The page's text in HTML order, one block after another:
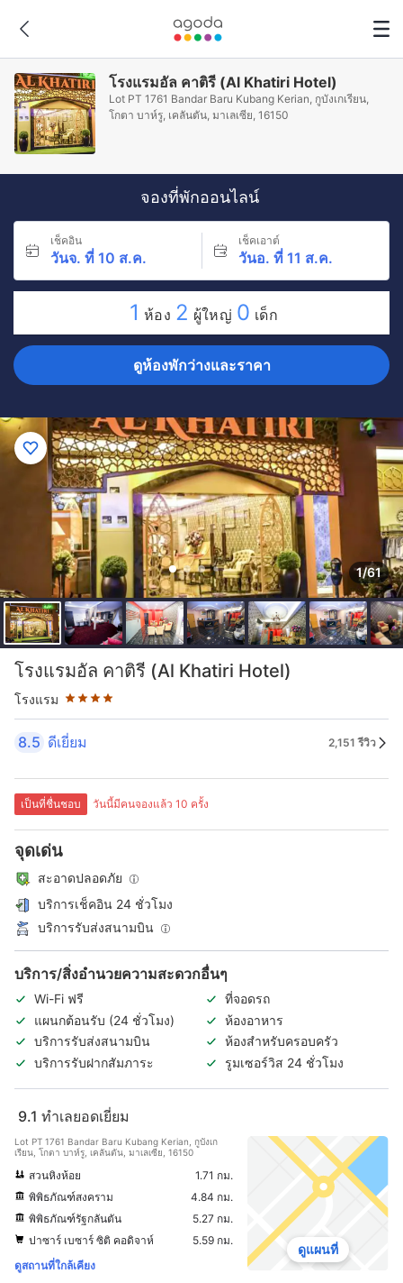
โรงแรมอัล คาติรี (Al Khatiri Hotel)
Lot PT 1761 Bandar Baru Kubang Kerian, กูบังเกเรียน,
โกตา บาห์รู, เคลันตัน, มาเลเซีย, 16150
จองที่พักออนไลน์
เช็คอิน
วันจ. ที่ 10 ส.ค.
เช็คเอาต์
วันอ. ที่ 11 ส.ค.
1 ห้อง 2 ผู้ใหญ่ 0 เด็ก
ดูห้องพักว่างและราคา
1/61
โรงแรมอัล คาติรี (Al Khatiri Hotel)
โรงแรม
ระดับดาว: 4 ดาว
8.5 ดีเยี่ยม 2,151 รีวิว
เป็นที่ชื่นชอบ วันนี้มีคนจองแล้ว 10 ครั้ง
จุดเด่น
สะอาดปลอดภัย
บริการเช็คอิน 24 ชั่วโมง
บริการรับส่งสนามบิน
บริการ/สิ่งอำนวยความสะดวกอื่นๆ
Wi-Fi ฟรี
ที่จอดรถ
แผนกต้อนรับ (24 ชั่วโมง)
ห้องอาหาร
บริการรับส่งสนามบิน
ห้องสำหรับครอบครัว
บริการรับฝากสัมภาระ
รูมเซอร์วิส 24 ชั่วโมง
9.1 ทำเลยอดเยี่ยม
Lot PT 1761 Bandar Baru Kubang Kerian, กูบังเก
เรียน, โกตา บาห์รู, เคลันตัน, มาเลเซีย, 16150
สวนหิงห้อย
1.71 กม.
พิพิธภัณฑ์สงคราม
4.84 กม.
พิพิธภัณฑ์รัฐกลันตัน
5.27 กม.
ปาซาร์ เบซาร์ ซิติ คอดิจาห์
5.59 กม.
ดูสถานที่ใกล้เคียง
ดูแผนที่